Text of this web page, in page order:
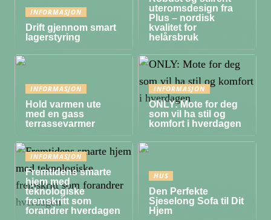
INFORMASJON
Drift gjennom smart
lagerstyring
uteromsdesign fra
Plus – nordisk
kvalitet for
helårsbruk
INFORMASJON
Hold varmen ute
med en gass
terrassevarmer
INFORMASJON
ONLY: Mote for deg
som vil ha stil og
komfort i hverdagen
INFORMASJON
Fremtidens smarte
hjem med
teknologiske
fremskritt som
forandrer hverdagen
HUS
Den Perfekte
Sjeselong Sofa til Dit
Hjem